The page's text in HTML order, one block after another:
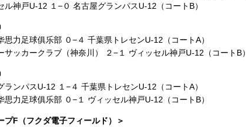
ル神戸U‑12 １−０ 名古屋グランパスU‑12（コートB）
思力足球俱乐部 ０−４ 千葉県トレセンU‑12（コートA）
サッカークラブ（神奈川） ２−１ ヴィッセル神戸U‑12（コートB）
ランパスU‑12 １−４ 千葉県トレセンU‑12（コートA）
思力足球俱乐部 ０−１ ヴィッセル神戸U‑12（コートB）
プF（フクダ電子フィールド）＞